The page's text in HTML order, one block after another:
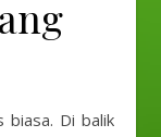
biasa. Di balik